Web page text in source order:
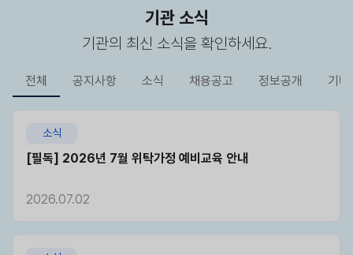
기관 소식
기관의 최신 소식을 확인하세요.
전체 공지사항 소식 채용공고 정보공개 기타
소식
[필독] 2026년 7월 위탁가정 예비교육 안내
2026.07.02